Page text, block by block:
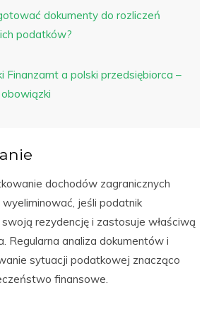
dokumenty do rozliczeń
podatków?
Finanzamt a polski przedsiębiorca –
dochodów zagranicznych
jeśli podatnik
rezydencję i zastosuje właściwą
Regularna analiza dokumentów i
sytuacji podatkowej znacząco
finansowe.